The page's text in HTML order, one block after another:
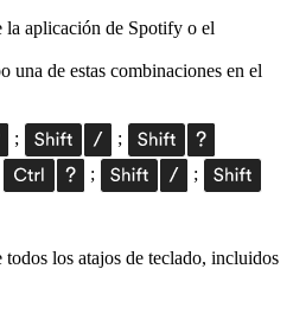
la aplicación de Spotify o el
una de estas combinaciones en el
;
;
; ;
los atajos de teclado, incluidos